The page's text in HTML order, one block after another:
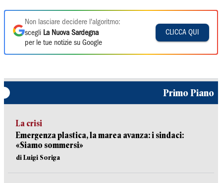
Non lasciare decidere l'algoritmo:
scegli La Nuova Sardegna
per le tue notizie su Google
CLICCA QUI
Primo Piano
La crisi
Emergenza plastica, la marea avanza: i sindaci:
«Siamo sommersi»
di Luigi Soriga